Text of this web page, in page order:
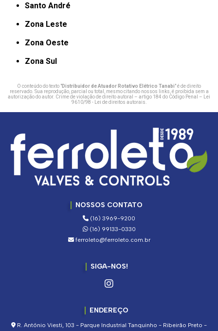
Santo André
Zona Leste
Zona Oeste
Zona Sul
O conteúdo do texto "Distribuidor de Atuador Rotativo Elétrico Tanabi" é de direito
reservado. Sua reprodução, parcial ou total, mesmo citando nossos links, é proibida sem a
autorização do autor. Crime de violação de direito autoral – artigo 184 do Código Penal –
Lei
9610/98 - Lei de direitos autorais
NOSSOS CONTATO
(16) 3969-9200
(16) 99133-0330
ferroleto@ferroleto.com.br
SIGA-NOS!
ENDEREÇO
R. Antônio Viesti, 103 - Parque Industrial Tanquinho - Ribeirão Preto -